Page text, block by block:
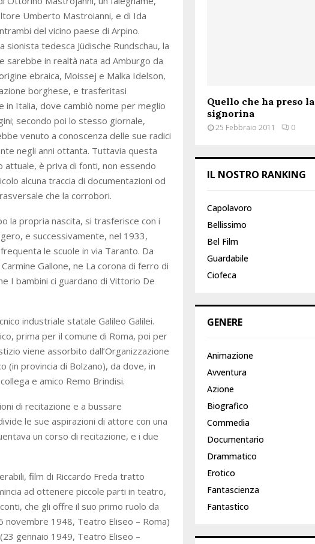
Umberto Mastroianni, e di Ida
del vicino paese di Arpino.
sionista tedesca Jüdische Rundschau, la
sarebbe in realtà nata ad Amburgo da
ebraica, Moissej e Malka Idelson,
borghese, e trasferitasi
in Italia, dove cambiò nome per meglio
secondo poi lo stesso giornale,
venuto a conoscenza delle sue radici
negli anni ottanta. Tuttavia questa
attuale, è priva di fonti, non essendo
alcuna traccia di documentazioni od
che la corrobori.
la propria nascita, si trasferisce con i
e successivamente, nel 1933,
le scuole in via Taranto. Da
Gallone, ne La corona di ferro di
I bambini ci guardano di Vittorio De
industriale statale Galileo Galilei.
prima per il comune di Roma, poi per
viene assorbito dall’Organizzazione
(in provincia di Bolzano), da dove, in
e amico Remo Brindisi.
di recitazione e a bussare
le sue aspirazioni di attore con una
un corso di recitazione, e i due
film di Riccardo Freda tratto
ad ottenere piccole parti in teatro,
che gli offre il suo primo ruolo da
novembre 1948, Teatro Eliseo – Roma)
gennaio 1949, Teatro Eliseo –
Quello che ha preso la
signorina
25 Febbraio 2011 0
IL NOSTRO RANKING
Capolavoro
Bellissimo
Bel Film
Guardabile
Ciofeca
GENERE
Animazione
Avventura
Azione
Biografico
Commedia
Documentario
Drammatico
Erotico
Fantascienza
Fantastico